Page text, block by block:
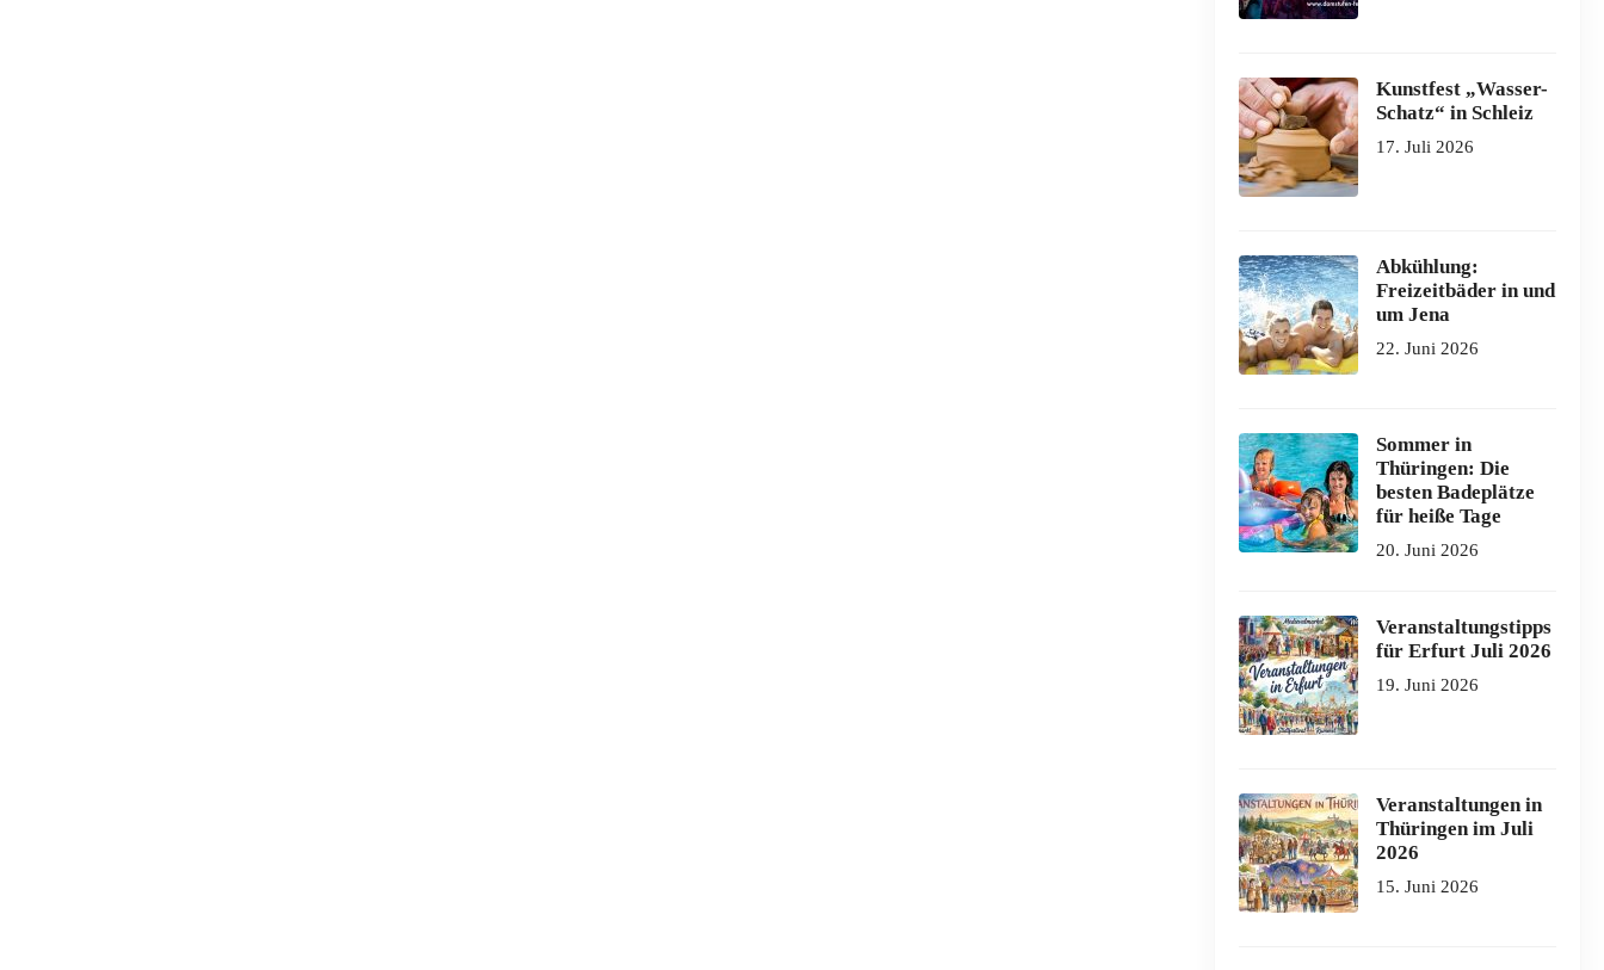
Kunstfest „Wasser-
Schatz“ in Schleiz
17. Juli 2026
Abkühlung:
Freizeitbäder in und
um Jena
22. Juni 2026
Sommer in
Thüringen: Die
besten Badeplätze
für heiße Tage
20. Juni 2026
Veranstaltungstipps
für Erfurt Juli 2026
19. Juni 2026
Veranstaltungen in
Thüringen im Juli
2026
15. Juni 2026